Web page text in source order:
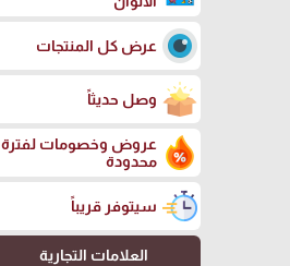
عرض كل المنتجات
وصل حديثاً
عروض وخصومات لفترة
محدودة
سيتوفر قريباً
العلامات التجارية